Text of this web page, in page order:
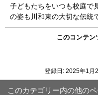
子どもたちをいつも校庭で
の姿も川和東の大切な伝統
このコンテン
登録日: 2025年1月
このカテゴリー内の他の